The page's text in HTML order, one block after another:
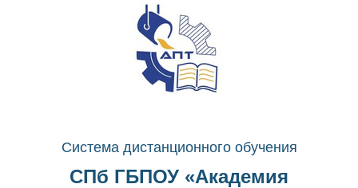
Перейти к основному содержанию
Система дистанционного обучения
СПб ГБПОУ «Академия